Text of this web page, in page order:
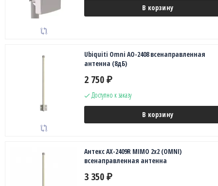
В корзину
Ubiquiti Omni AO-2408 всенаправленная
антенна (8дБ)
2 750 ₽
Доступно к заказу
В корзину
Антекс AX-2409R MIMO 2x2 (OMNI)
всенаправленная антенна
3 350 ₽